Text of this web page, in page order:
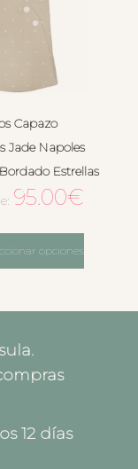
Capazo
Jade Napoles
Estrellas
95.00€
opciones
12 días